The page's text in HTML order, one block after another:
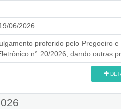
06/2026
proferido pelo Pregoeiro
n° 20/2026, dando outras